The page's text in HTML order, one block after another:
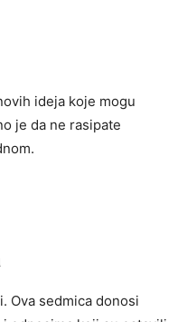
ideja koje mogu
je da ne rasipate
Ova sedmica donosi